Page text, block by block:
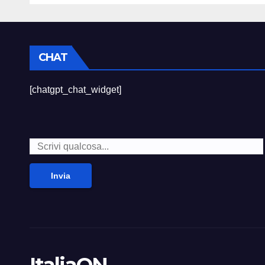
CHAT
[chatgpt_chat_widget]
Invia